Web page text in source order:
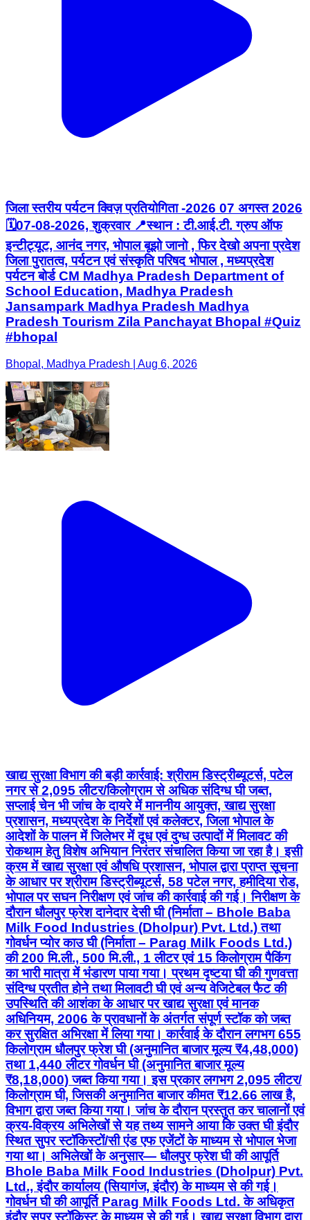
जिला स्तरीय पर्यटन क्विज़ प्रतियोगिता -2026 07 अगस्त 2026
🗓️07-08-2026, शुक्रवार 📍स्थान : टी.आई.टी. ग्रुप ऑफ
इन्टीट्यूट, आनंद नगर, भोपाल बूझो जानो , फिर देखो अपना प्रदेश
जिला पुरातत्व, पर्यटन एवं संस्कृति परिषद भोपाल , मध्यप्रदेश
पर्यटन बोर्ड CM Madhya Pradesh Department of
School Education, Madhya Pradesh
Jansampark Madhya Pradesh Madhya
Pradesh Tourism Zila Panchayat Bhopal #Quiz
#bhopal
Bhopal, Madhya Pradesh | Aug 6, 2026
खाद्य सुरक्षा विभाग की बड़ी कार्रवाई: श्रीराम डिस्ट्रीब्यूटर्स, पटेल
नगर से 2,095 लीटर/किलोग्राम से अधिक संदिग्ध घी जब्त,
सप्लाई चेन भी जांच के दायरे में माननीय आयुक्त, खाद्य सुरक्षा
प्रशासन, मध्यप्रदेश के निर्देशों एवं कलेक्टर, जिला भोपाल के
आदेशों के पालन में जिलेभर में दूध एवं दुग्ध उत्पादों में मिलावट की
रोकथाम हेतु विशेष अभियान निरंतर संचालित किया जा रहा है। इसी
क्रम में खाद्य सुरक्षा एवं औषधि प्रशासन, भोपाल द्वारा प्राप्त सूचना
के आधार पर श्रीराम डिस्ट्रीब्यूटर्स, 58 पटेल नगर, हमीदिया रोड,
भोपाल पर सघन निरीक्षण एवं जांच की कार्रवाई की गई। निरीक्षण के
दौरान धौलपुर फ्रेश दानेदार देसी घी (निर्माता – Bhole Baba
Milk Food Industries (Dholpur) Pvt. Ltd.) तथा
गोवर्धन प्योर काउ घी (निर्माता – Parag Milk Foods Ltd.)
की 200 मि.ली., 500 मि.ली., 1 लीटर एवं 15 किलोग्राम पैकिंग
का भारी मात्रा में भंडारण पाया गया। प्रथम दृष्टया घी की गुणवत्ता
संदिग्ध प्रतीत होने तथा मिलावटी घी एवं अन्य वेजिटेबल फैट की
उपस्थिति की आशंका के आधार पर खाद्य सुरक्षा एवं मानक
अधिनियम, 2006 के प्रावधानों के अंतर्गत संपूर्ण स्टॉक को जब्त
कर सुरक्षित अभिरक्षा में लिया गया। कार्रवाई के दौरान लगभग 655
किलोग्राम धौलपुर फ्रेश घी (अनुमानित बाजार मूल्य ₹4,48,000)
तथा 1,440 लीटर गोवर्धन घी (अनुमानित बाजार मूल्य
₹8,18,000) जब्त किया गया। इस प्रकार लगभग 2,095 लीटर/
किलोग्राम घी, जिसकी अनुमानित बाजार कीमत ₹12.66 लाख है,
विभाग द्वारा जब्त किया गया। जांच के दौरान प्रस्तुत कर चालानों एवं
क्रय-विक्रय अभिलेखों से यह तथ्य सामने आया कि उक्त घी इंदौर
स्थित सुपर स्टॉकिस्टों/सी एंड एफ एजेंटों के माध्यम से भोपाल भेजा
गया था। अभिलेखों के अनुसार— धौलपुर फ्रेश घी की आपूर्ति
Bhole Baba Milk Food Industries (Dholpur) Pvt.
Ltd., इंदौर कार्यालय (सियागंज, इंदौर) के माध्यम से की गई।
गोवर्धन घी की आपूर्ति Parag Milk Foods Ltd. के अधिकृत